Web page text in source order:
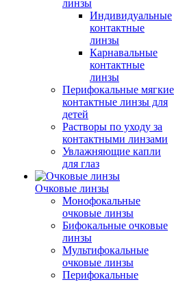
линзы
Индивидуальные
контактные
линзы
Карнавальные
контактные
линзы
Перифокальные мягкие
контактные линзы для
детей
Растворы по уходу за
контактными линзами
Увлажняющие капли
для глаз
Очковые линзы
Монофокальные
очковые линзы
Бифокальные очковые
линзы
Мультифокальные
очковые линзы
Перифокальные